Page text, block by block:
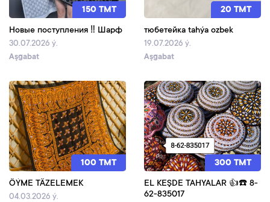
150 TMT
Новые поступления ‼️ Шарф
30.07.2026 ý.
Aşgabat
20 TMT
тюбетейка tahýa ozbek
19.07.2026 ý.
Aşgabat
100 TMT
ÖÝME TÄZELEMEK
04.03.2026 ý.
300 TMT
EL KEŞDE TAHYALAR 👍☎️ 8-
62-835017